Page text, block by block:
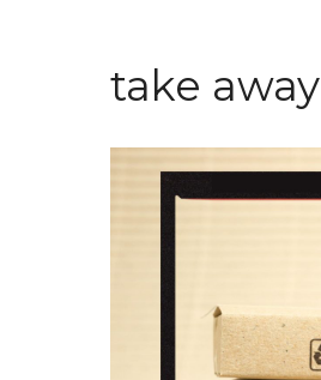
take away